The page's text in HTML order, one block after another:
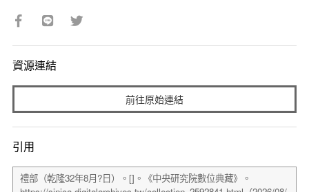
資源連結
前往原始連結
引用